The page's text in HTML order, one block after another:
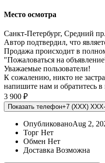
Место осмотра
Санкт-Петербург, Средний
Автор подтвердил, что
Продажа происходит в
"Пожаловаться на
Уважаемые пользователи!
К сожалению, никто не
напишите нам и обратитесь
3 900 ₽
Показать телефон+7 (XXX)
ОпубликованоAug 2,
Торг Нет
Обмен Нет
Доставка Возможна